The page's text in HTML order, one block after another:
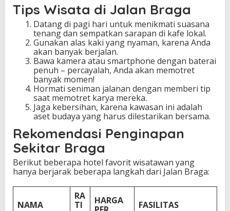
Tips Wisata di Jalan Braga
Datang di pagi hari untuk menikmati suasana
tenang dan sempatkan sarapan di kafe lokal.
Gunakan alas kaki yang nyaman, karena Anda
akan banyak berjalan.
Bawa kamera atau smartphone dengan baterai
penuh – percayalah, Anda akan memotret
banyak momen!
Hormati seniman jalanan dengan memberi tip
saat memotret karya mereka.
Jaga kebersihan, karena kawasan ini adalah
aset budaya yang harus dilestarikan bersama.
Rekomendasi Penginapan
Sekitar Braga
Berikut beberapa hotel favorit wisatawan yang
hanya berjarak beberapa langkah dari Jalan Braga:
NAMA
RA
TI
HARGA
FASILITAS